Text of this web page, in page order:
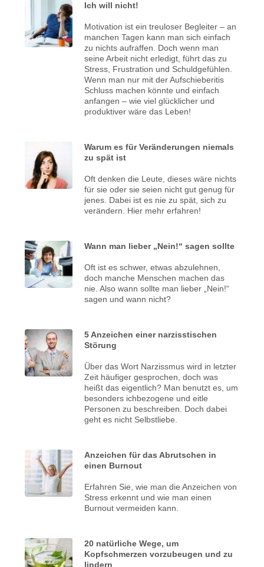
Ich will nicht!
Motivation ist ein treuloser Begleiter – an
manchen Tagen kann man sich einfach
zu nichts aufraffen. Doch wenn man
seine Arbeit nicht erledigt, führt das zu
Stress, Frustration und Schuldgefühlen.
Wenn man nur mit der Aufschieberitis
Schluss machen könnte und einfach
anfangen – wie viel glücklicher und
produktiver wäre das Leben!
Warum es für Veränderungen niemals
zu spät ist
Oft denken die Leute, dieses wäre nichts
für sie oder sie seien nicht gut genug für
jenes. Dabei ist es nie zu spät, sich zu
verändern. Hier mehr erfahren!
Wann man lieber „Nein!“ sagen sollte
Oft ist es schwer, etwas abzulehnen,
doch manche Menschen machen das
nie. Also wann sollte man lieber „Nein!“
sagen und wann nicht?
5 Anzeichen einer narzisstischen
Störung
Über das Wort Narzissmus wird in letzter
Zeit häufiger gesprochen, doch was
heißt das eigentlich? Man benutzt es, um
besonders ichbezogene und eitle
Personen zu beschreiben. Doch dabei
geht es nicht Selbstliebe.
Anzeichen für das Abrutschen in
einen Burnout
Erfahren Sie, wie man die Anzeichen von
Stress erkennt und wie man einen
Burnout vermeiden kann.
20 natürliche Wege, um
Kopfschmerzen vorzubeugen und zu
lindern